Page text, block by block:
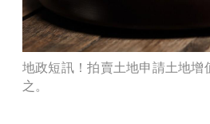
地政短訊！拍賣土地申請土地
之。